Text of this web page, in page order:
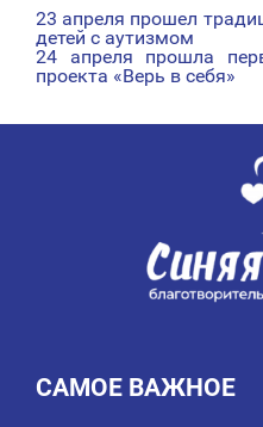
НАВИГАЦИЯ
ПО
ЗАПИСЯМ
23 апреля прошел
детей с аутизмом
24 апреля прошла
проекта «Верь в себя»
САМОЕ ВАЖНОЕ